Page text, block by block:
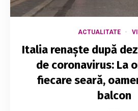
ACTUALITATE
Italia renaște după
de coronavirus: La
fiecare seară,
balcon